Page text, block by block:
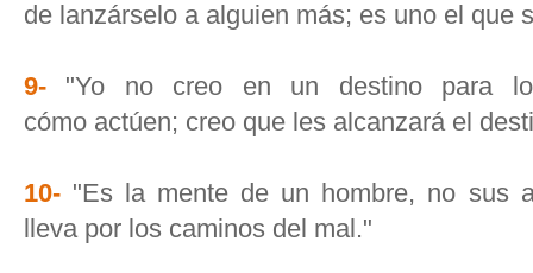
de lanzárselo a alguien más; es uno el que
9- "Yo no creo en un destino para
cómo actúen; creo que les alcanzará el
10- "Es la mente de un hombre, no sus
lleva por los caminos del mal."